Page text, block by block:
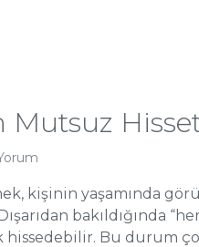
Mutsuz
kişinin yaşamında
hissedebilir. Bu durum